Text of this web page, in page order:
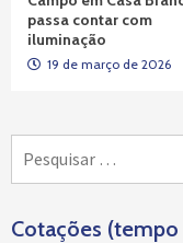
passa contar com
iluminação
19 de março de 2026
por:
Cotações (tempo